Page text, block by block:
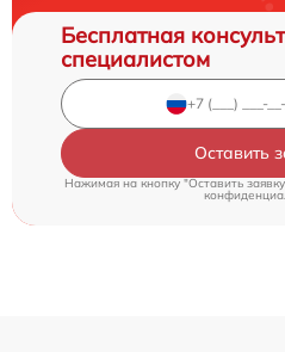
Бесплатная
специалистом
Оставить
Нажимая на кнопку "Оставить